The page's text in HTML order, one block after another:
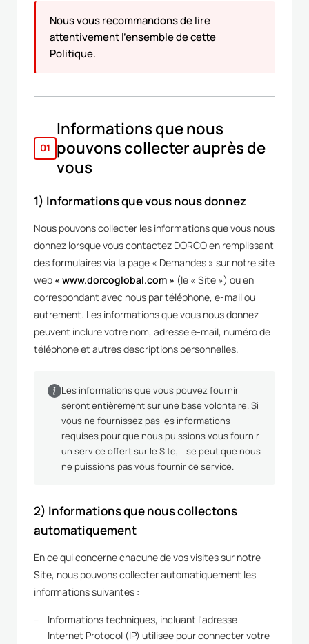
Nous vous recommandons de lire
attentivement l'ensemble de cette
Politique.
01
Informations que nous
pouvons collecter auprès de
vous
1) Informations que vous nous donnez
Nous pouvons collecter les informations que vous nous
donnez lorsque vous contactez DORCO en remplissant
des formulaires via la page « Demandes » sur notre site
web « www.dorcoglobal.com » (le « Site ») ou en
correspondant avec nous par téléphone, e-mail ou
autrement. Les informations que vous nous donnez
peuvent inclure votre nom, adresse e-mail, numéro de
téléphone et autres descriptions personnelles.
Les informations que vous pouvez fournir
seront entièrement sur une base volontaire. Si
vous ne fournissez pas les informations
requises pour que nous puissions vous fournir
un service offert sur le Site, il se peut que nous
ne puissions pas vous fournir ce service.
2) Informations que nous collectons
automatiquement
En ce qui concerne chacune de vos visites sur notre
Site, nous pouvons collecter automatiquement les
informations suivantes :
Informations techniques, incluant l'adresse
Internet Protocol (IP) utilisée pour connecter votre